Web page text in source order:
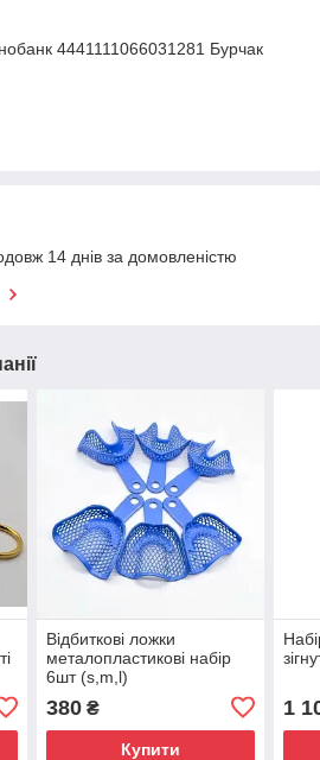
4441111066031281 Бурчак
14 днів за домовленістю
Відбиткові ложки
металопластикові набір
6шт (s,m,l)
380₴
Купити
1